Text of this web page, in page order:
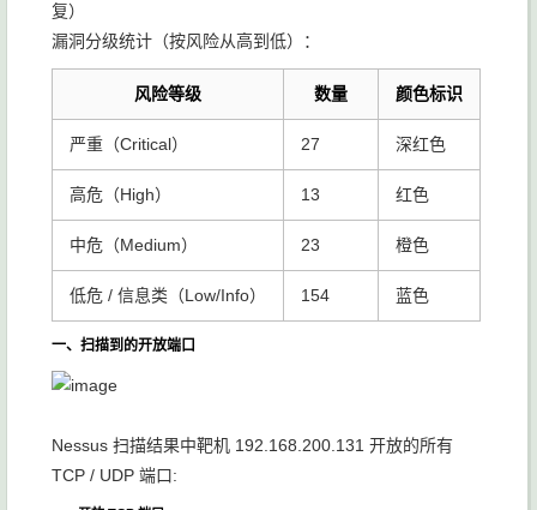
复）
漏洞分级统计（按风险从高到低）：
风险等级 数量 颜色标识
严重（Critical） 27 深红色
高危（High） 13 红色
中危（Medium） 23 橙色
低危 / 信息类（Low/Info） 154 蓝色
一、扫描到的开放端口
Nessus 扫描结果中靶机 192.168.200.131 开放的所有
TCP / UDP 端口: